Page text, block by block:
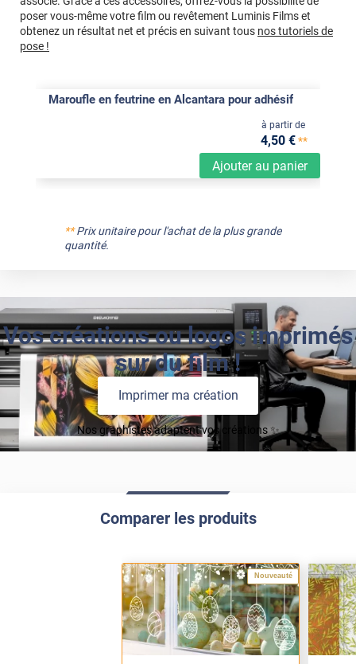
poser vous-même votre film ou revêtement Luminis Films et
obtenez un résultat net et précis en suivant tous nos tutoriels de
pose !
Maroufle en feutrine en Alcantara pour adhésif
Ajouter au panier
à partir de
4,50 €**
**Prix unitaire pour l'achat de la plus grande
quantité.
Vos créations ou logos imprimés
sur du film !
Imprimer ma création
Nos graphistes adaptent vos créations ✨
Comparer les produits
Nouveauté